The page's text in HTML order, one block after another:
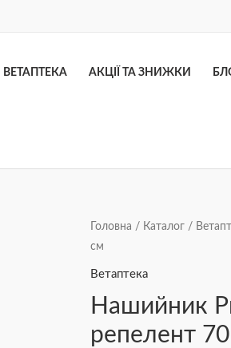
ВЕТАПТЕКА АКЦІЇ ТА ЗНИЖКИ
Головна / Каталог /
см
Ветаптека
Нашийник
репелент
Нашийник
Provet
СТОПБІО
собак
репелент